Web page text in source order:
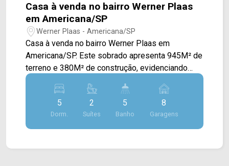
Casa à venda no bairro Werner Plaas
em Americana/SP
Werner Plaas - Americana/SP
Casa à venda no bairro Werner Plaas em
Americana/SP. Este sobrado apresenta 945M² de
terreno e 380M² de construção, evidenciando
uma proposta residencial de alto padrão marcada
pela amplitude dos espaços e pela versatilidade
sala de estar e de jantar integradas, criando um
ambiente elegante e acolhedor, além de duas
5
Dorm.
2
Suítes
5
Banho
8
Garagens